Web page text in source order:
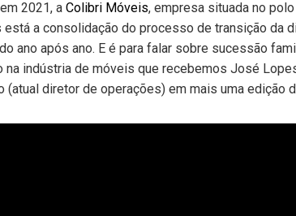
2021, a Colibri Móveis, empresa situada no
está a consolidação do processo de transição da
ano após ano. E é para falar sobre sucessão
indústria de móveis que recebemos José
(atual diretor de operações) em mais uma edição